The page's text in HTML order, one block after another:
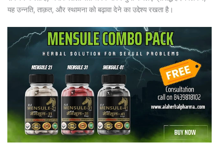
यह उन्नति, ताक़त, और स्थामना को बढ़ावा देने का उद्देश्य रखता है।